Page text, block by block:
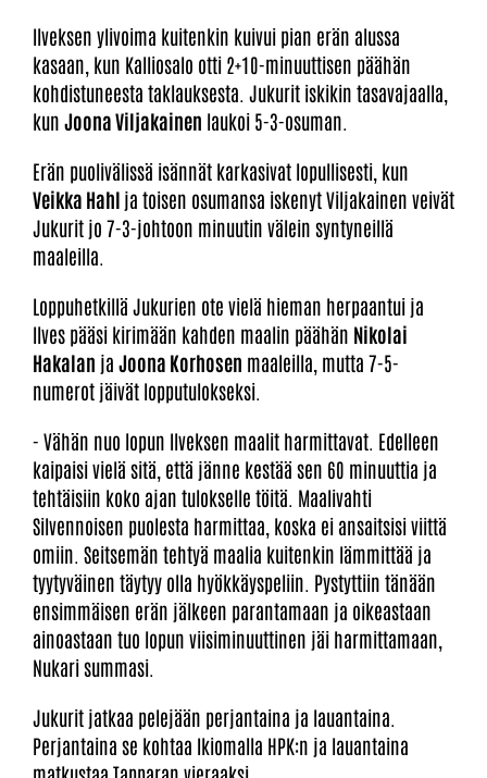
Ilveksen ylivoima kuitenkin kuivui pian erän alussa
kasaan, kun Kalliosalo otti 2+10-minuuttisen päähän
kohdistuneesta taklauksesta. Jukurit iskikin tasavajaalla,
kun Joona Viljakainen laukoi 5-3-osuman.
Erän puolivälissä isännät karkasivat lopullisesti, kun
Veikka Hahl ja toisen osumansa iskenyt Viljakainen veivät
Jukurit jo 7-3-johtoon minuutin välein syntyneillä
maaleilla.
Loppuhetkillä Jukurien ote vielä hieman herpaantui ja
Ilves pääsi kirimään kahden maalin päähän Nikolai
Hakalan ja Joona Korhosen maaleilla, mutta 7-5-
numerot jäivät lopputulokseksi.
- Vähän nuo lopun Ilveksen maalit harmittavat. Edelleen
kaipaisi vielä sitä, että jänne kestää sen 60 minuuttia ja
tehtäisiin koko ajan tulokselle töitä. Maalivahti
Silvennoisen puolesta harmittaa, koska ei ansaitsisi viittä
omiin. Seitsemän tehtyä maalia kuitenkin lämmittää ja
tyytyväinen täytyy olla hyökkäyspeliin. Pystyttiin tänään
ensimmäisen erän jälkeen parantamaan ja oikeastaan
ainoastaan tuo lopun viisiminuuttinen jäi harmittamaan,
Nukari summasi.
Jukurit jatkaa pelejään perjantaina ja lauantaina.
Perjantaina se kohtaa Ikiomalla HPK:n ja lauantaina